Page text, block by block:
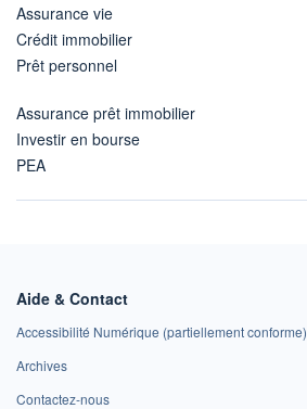
Assurance vie
Crédit immobilier
Prêt personnel
Assurance prêt immobilier
Investir en bourse
PEA
Aide & Contact
Accessibilité Numérique (partiellement conforme)
Archives
Contactez-nous